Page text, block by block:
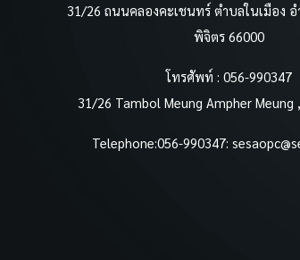
31/26 ถนนคลองคะเชนทร์ ตำบลในเมือง อ
พิจิตร 66000
โทรศัพท์ : 056-990347
31/26 Tambol Meung Ampher Meung
Telephone:056-990347: